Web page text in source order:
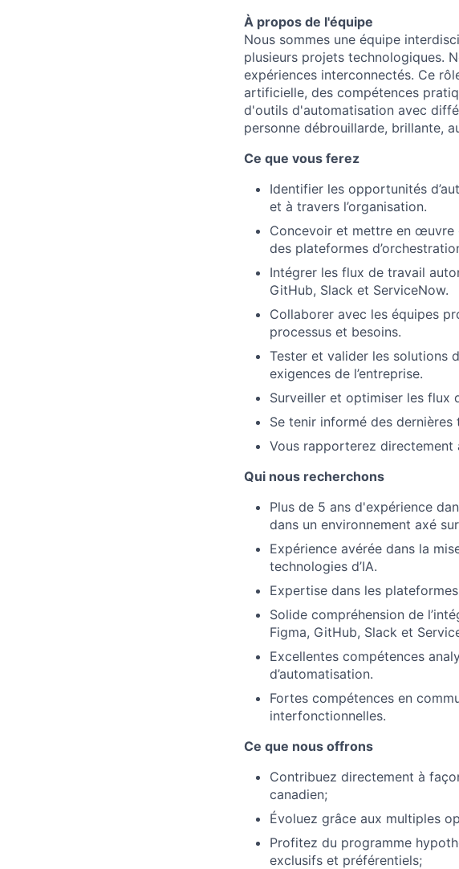
À propos de l'équipe
Nous sommes une équipe
plusieurs projets technologiques.
expériences interconnectés. Ce
artificielle, des compétences
d'outils d'automatisation avec
personne débrouillarde, brillante,
Ce que vous ferez
Identifier les opportunités
et à travers l’organisation.
Concevoir et mettre en œuvre
des plateformes
Intégrer les flux de travail
GitHub, Slack et ServiceNow.
Collaborer avec les équipes
processus et besoins.
Tester et valider les solutions
exigences de l’entreprise.
Surveiller et optimiser les flux
Se tenir informé des
Vous rapporterez directement
Qui nous recherchons
Plus de 5 ans d'expérience
dans un environnement axé
Expérience avérée dans la
technologies d’IA.
Expertise dans les
Solide compréhension de
Figma, GitHub, Slack et
Excellentes compétences
d’automatisation.
Fortes compétences en
interfonctionnelles.
Ce que nous offrons
Contribuez directement à
canadien;
Évoluez grâce aux multiples
Profitez du programme
exclusifs et préférentiels;